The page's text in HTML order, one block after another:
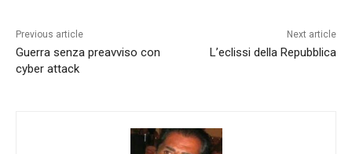
Previous article
Guerra senza preavviso con
cyber attack
Next article
L’eclissi della Repubblica